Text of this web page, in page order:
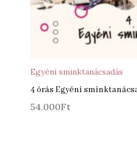
Egyéni sminktanácsadás
4 órás Egyéni
54.000Ft